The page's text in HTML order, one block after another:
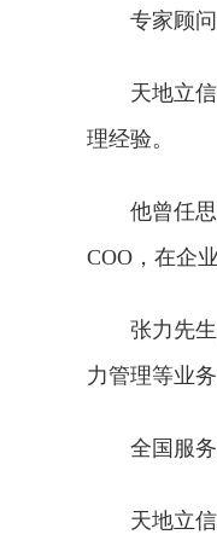
专家顾
天地立
理经验。
他曾任
COO，在企
张力先
力管理等业
全国服
天地立